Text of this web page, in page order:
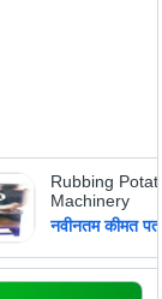
Rubbing
Machinery
नवीनतम कीमत